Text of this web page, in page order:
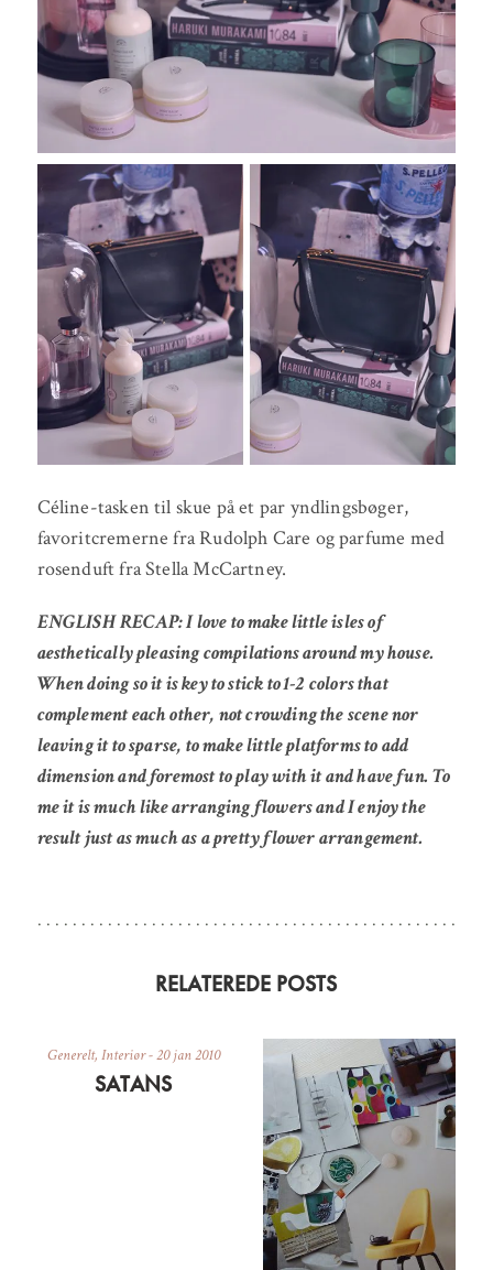
Céline-tasken til skue på et par yndlingsbøger,
favoritcremerne fra Rudolph Care og parfume med
rosenduft fra Stella McCartney.
ENGLISH RECAP: I love to make little isles of
aesthetically pleasing compilations around my house.
When doing so it is key to stick to 1-2 colors that
complement each other, not crowding the scene nor
leaving it to sparse, to make little platforms to add
dimension and foremost to play with it and have fun. To
me it is much like arranging flowers and I enjoy the
result just as much as a pretty flower arrangement.
RELATEREDE POSTS
Generelt, Interiør-20 jan 2010
SATANS